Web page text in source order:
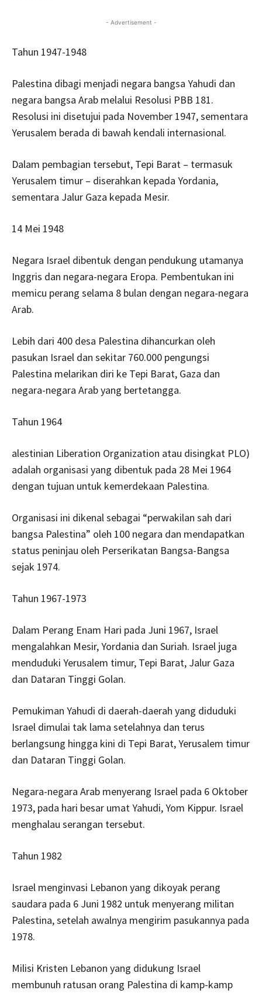
- Advertisement -
Tahun 1947-1948
Palestina dibagi menjadi negara bangsa Yahudi dan
negara bangsa Arab melalui Resolusi PBB 181.
Resolusi ini disetujui pada November 1947, sementara
Yerusalem berada di bawah kendali internasional.
Dalam pembagian tersebut, Tepi Barat – termasuk
Yerusalem timur – diserahkan kepada Yordania,
sementara Jalur Gaza kepada Mesir.
14 Mei 1948
Negara Israel dibentuk dengan pendukung utamanya
Inggris dan negara-negara Eropa. Pembentukan ini
memicu perang selama 8 bulan dengan negara-negara
Arab.
Lebih dari 400 desa Palestina dihancurkan oleh
pasukan Israel dan sekitar 760.000 pengungsi
Palestina melarikan diri ke Tepi Barat, Gaza dan
negara-negara Arab yang bertetangga.
Tahun 1964
alestinian Liberation Organization atau disingkat PLO)
adalah organisasi yang dibentuk pada 28 Mei 1964
dengan tujuan untuk kemerdekaan Palestina.
Organisasi ini dikenal sebagai “perwakilan sah dari
bangsa Palestina” oleh 100 negara dan mendapatkan
status peninjau oleh Perserikatan Bangsa-Bangsa
sejak 1974.
Tahun 1967-1973
Dalam Perang Enam Hari pada Juni 1967, Israel
mengalahkan Mesir, Yordania dan Suriah. Israel juga
menduduki Yerusalem timur, Tepi Barat, Jalur Gaza
dan Dataran Tinggi Golan.
Pemukiman Yahudi di daerah-daerah yang diduduki
Israel dimulai tak lama setelahnya dan terus
berlangsung hingga kini di Tepi Barat, Yerusalem timur
dan Dataran Tinggi Golan.
Negara-negara Arab menyerang Israel pada 6 Oktober
1973, pada hari besar umat Yahudi, Yom Kippur. Israel
menghalau serangan tersebut.
Tahun 1982
Israel menginvasi Lebanon yang dikoyak perang
saudara pada 6 Juni 1982 untuk menyerang militan
Palestina, setelah awalnya mengirim pasukannya pada
1978.
Milisi Kristen Lebanon yang didukung Israel
membunuh ratusan orang Palestina di kamp-kamp